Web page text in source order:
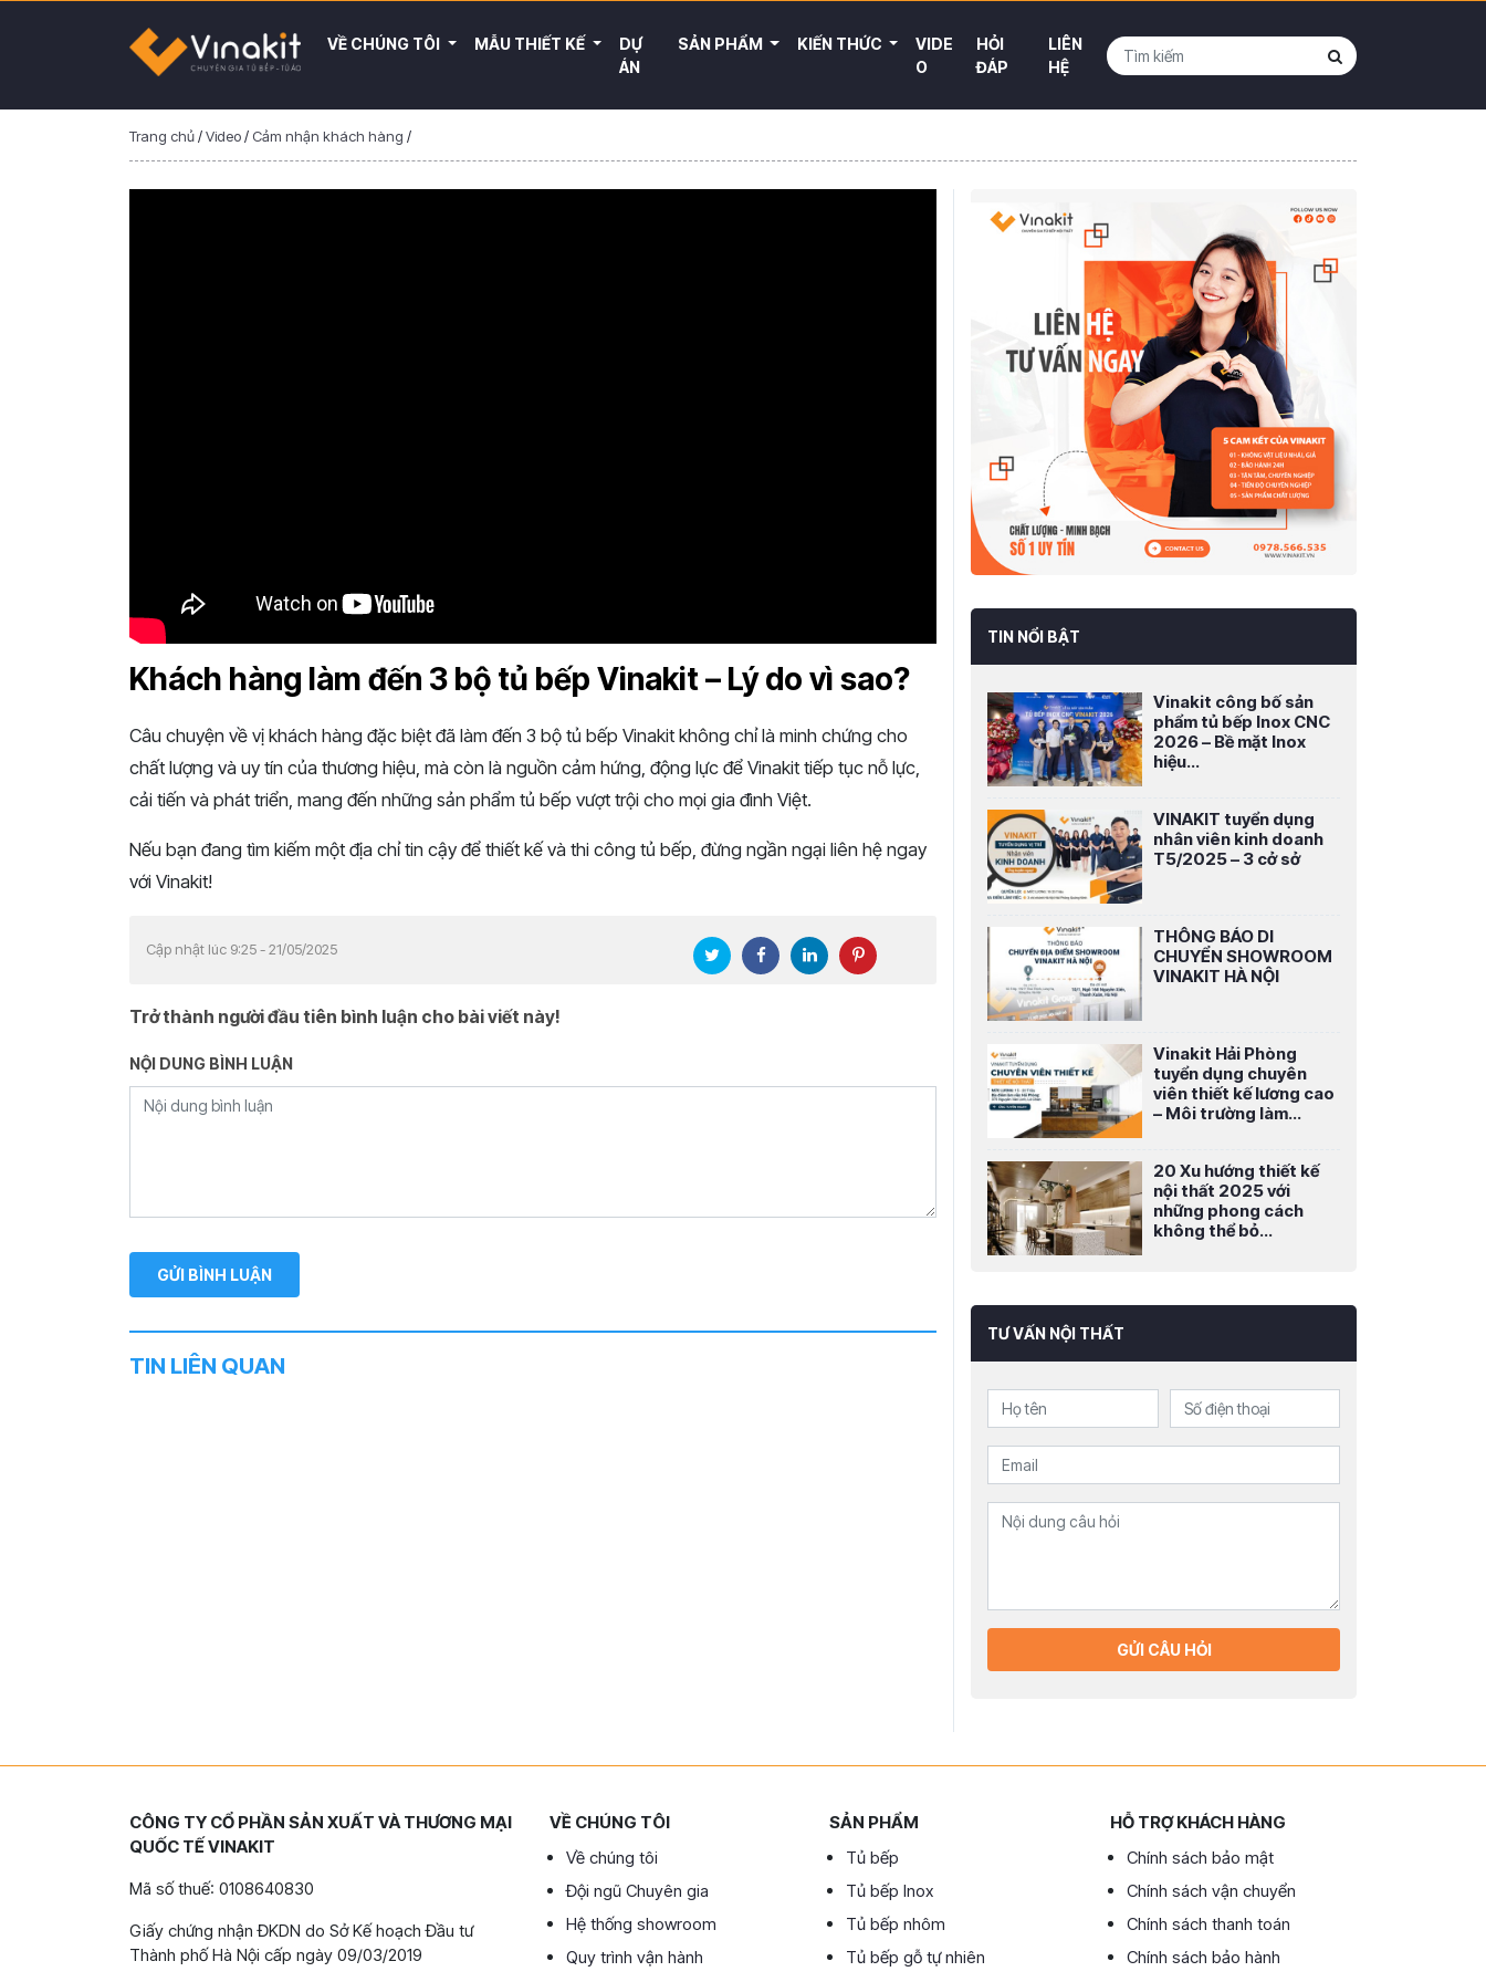
VỀ CHÚNG TÔI MẪU THIẾT KẾ
DỰ
ÁN
SẢN PHẨM KIẾN THỨC
VIDE
O
HỎI
ĐÁP
LIÊN
HỆ
Trang chủ/Video/ Cảm nhận khách hàng /
Khách hàng làm đến 3 bộ tủ bếp Vinakit – Lý do vì sao?
Câu chuyện về vị khách hàng đặc biệt đã làm đến 3 bộ tủ bếp Vinakit không chỉ là minh chứng cho
chất lượng và uy tín của thương hiệu, mà còn là nguồn cảm hứng, động lực để Vinakit tiếp tục nỗ lực,
cải tiến và phát triển, mang đến những sản phẩm tủ bếp vượt trội cho mọi gia đình Việt.
Nếu bạn đang tìm kiếm một địa chỉ tin cậy để thiết kế và thi công tủ bếp, đừng ngần ngại liên hệ ngay
với Vinakit!
Cập nhật lúc 9:25 - 21/05/2025
Trở thành người đầu tiên bình luận cho bài viết này!
NỘI DUNG BÌNH LUẬN
TIN LIÊN QUAN
TIN NỔI BẬT
Vinakit công bố sản
phẩm tủ bếp Inox CNC
2026 – Bề mặt Inox
hiệu...
VINAKIT tuyển dụng
nhân viên kinh doanh
T5/2025 – 3 cở sở
THÔNG BÁO DI
CHUYỂN SHOWROOM
VINAKIT HÀ NỘI
Vinakit Hải Phòng
tuyển dụng chuyên
viên thiết kế lương cao
– Môi trường làm...
20 Xu hướng thiết kế
nội thất 2025 với
những phong cách
không thể bỏ...
TƯ VẤN NỘI THẤT
GỬI CÂU HỎI
CÔNG TY CỔ PHẦN SẢN XUẤT VÀ THƯƠNG MẠI
QUỐC TẾ VINAKIT
Mã số thuế: 0108640830
Giấy chứng nhận ĐKDN do Sở Kế hoạch Đầu tư
Thành phố Hà Nội cấp ngày 09/03/2019
VỀ CHÚNG TÔI
Về chúng tôi
Đội ngũ Chuyên gia
Hệ thống showroom
Quy trình vận hành
SẢN PHẨM
Tủ bếp
Tủ bếp Inox
Tủ bếp nhôm
Tủ bếp gỗ tự nhiên
HỖ TRỢ KHÁCH HÀNG
Chính sách bảo mật
Chính sách vận chuyển
Chính sách thanh toán
Chính sách bảo hành